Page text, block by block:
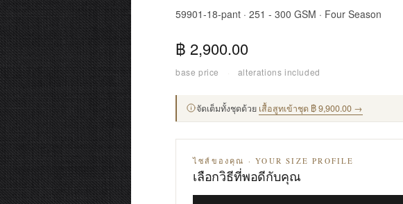
59901-18-pant · 251 - 300 GSM · Four Season
฿ 2,900.00
base price · alterations included
จัดเต็มทั้งชุดด้วย เสื้อสูทเข้าชุด ฿ 9,900.00 →
ไซส์ของคุณ · YOUR SIZE PROFILE
เลือกวิธีที่พอดีกับคุณ